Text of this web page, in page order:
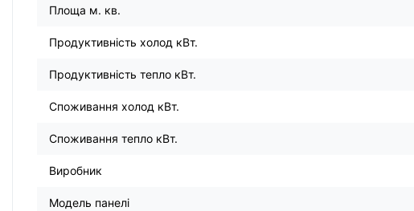
Площа м. кв.
Продуктивність холод кВт.
Продуктивність тепло кВт.
Споживання холод кВт.
Споживання тепло кВт.
Виробник
Модель панелі